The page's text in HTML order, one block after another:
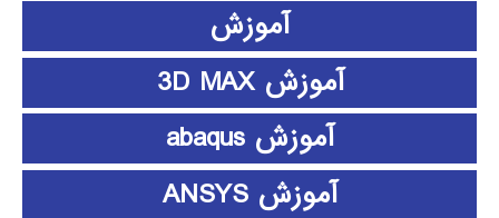
آموزش
آموزش 3D MAX
آموزش abaqus
آموزش ANSYS